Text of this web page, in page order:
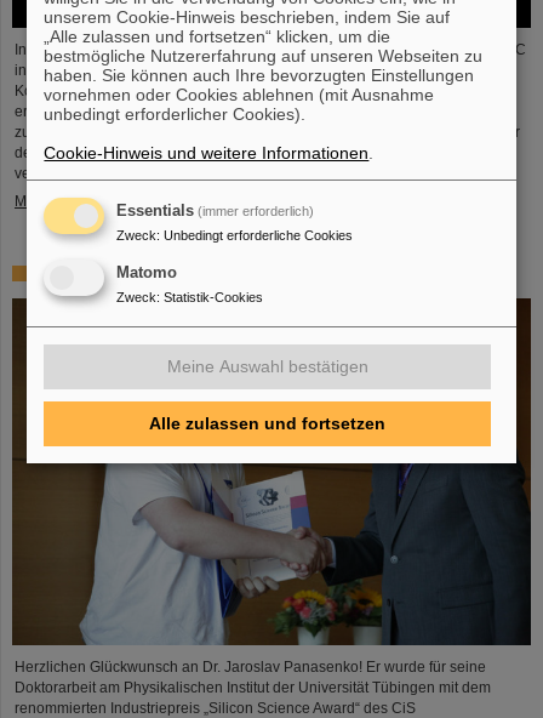
In der vor Kurzem abgeschlossenen ersten Schwerionenbetriebszeit des LHC
in fünf Jahren war es Zeit für Blei-Ionen beschleunigt zu werden und
Kollisionen für die Experimente zu liefern. Die Kerne kollidierten bei einer
erhöhten Energie von 5,36 TeV pro Nukleonpaar (verglichen mit 5,02 TeV
zuvor) mit einer Rate von bis zu 50 kHz – mehr als eine Größenordnung über
der bisher erreichten. Die Arbeiten beinhalteten den Neustart des
verbesserten ALICE-Experiments, das erfolgreich Daten nehmen konnte.
Mehr »
„Silicon Science Award“ für CBM-Doktorarbeit
Herzlichen Glückwunsch an Dr. Jaroslav Panasenko! Er wurde für seine
Doktorarbeit am Physikalischen Institut der Universität Tübingen mit dem
renommierten Industriepreis „Silicon Science Award“ des CiS
unserem Cookie-Hinweis beschrieben, indem Sie auf
„Alle zulassen und fortsetzen“ klicken, um die
bestmögliche Nutzererfahrung auf unseren Webseiten zu
haben. Sie können auch Ihre bevorzugten Einstellungen
vornehmen oder Cookies ablehnen (mit Ausnahme
unbedingt erforderlicher Cookies).
Cookie-Hinweis und weitere Informationen
Essentials (immer erforderlich)
Zweck: Unbedingt erforderliche Cookies
Matomo
Zweck: Statistik-Cookies
Meine Auswahl bestätigen
Alle zulassen und fortsetzen